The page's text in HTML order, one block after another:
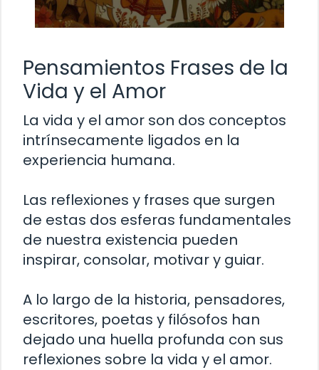
Pensamientos Frases de la
Vida y el Amor
La vida y el amor son dos conceptos
intrínsecamente ligados en la
experiencia humana.
Las reflexiones y frases que surgen
de estas dos esferas fundamentales
de nuestra existencia pueden
inspirar, consolar, motivar y guiar.
A lo largo de la historia, pensadores,
escritores, poetas y filósofos han
dejado una huella profunda con sus
reflexiones sobre la vida y el amor.